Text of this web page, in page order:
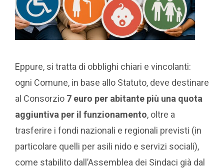
Eppure, si tratta di obblighi chiari e vincolanti:
ogni Comune, in base allo Statuto, deve destinare
al Consorzio 7 euro per abitante più una quota
aggiuntiva per il funzionamento, oltre a
trasferire i fondi nazionali e regionali previsti (in
particolare quelli per asili nido e servizi sociali),
come stabilito dall’Assemblea dei Sindaci già dal